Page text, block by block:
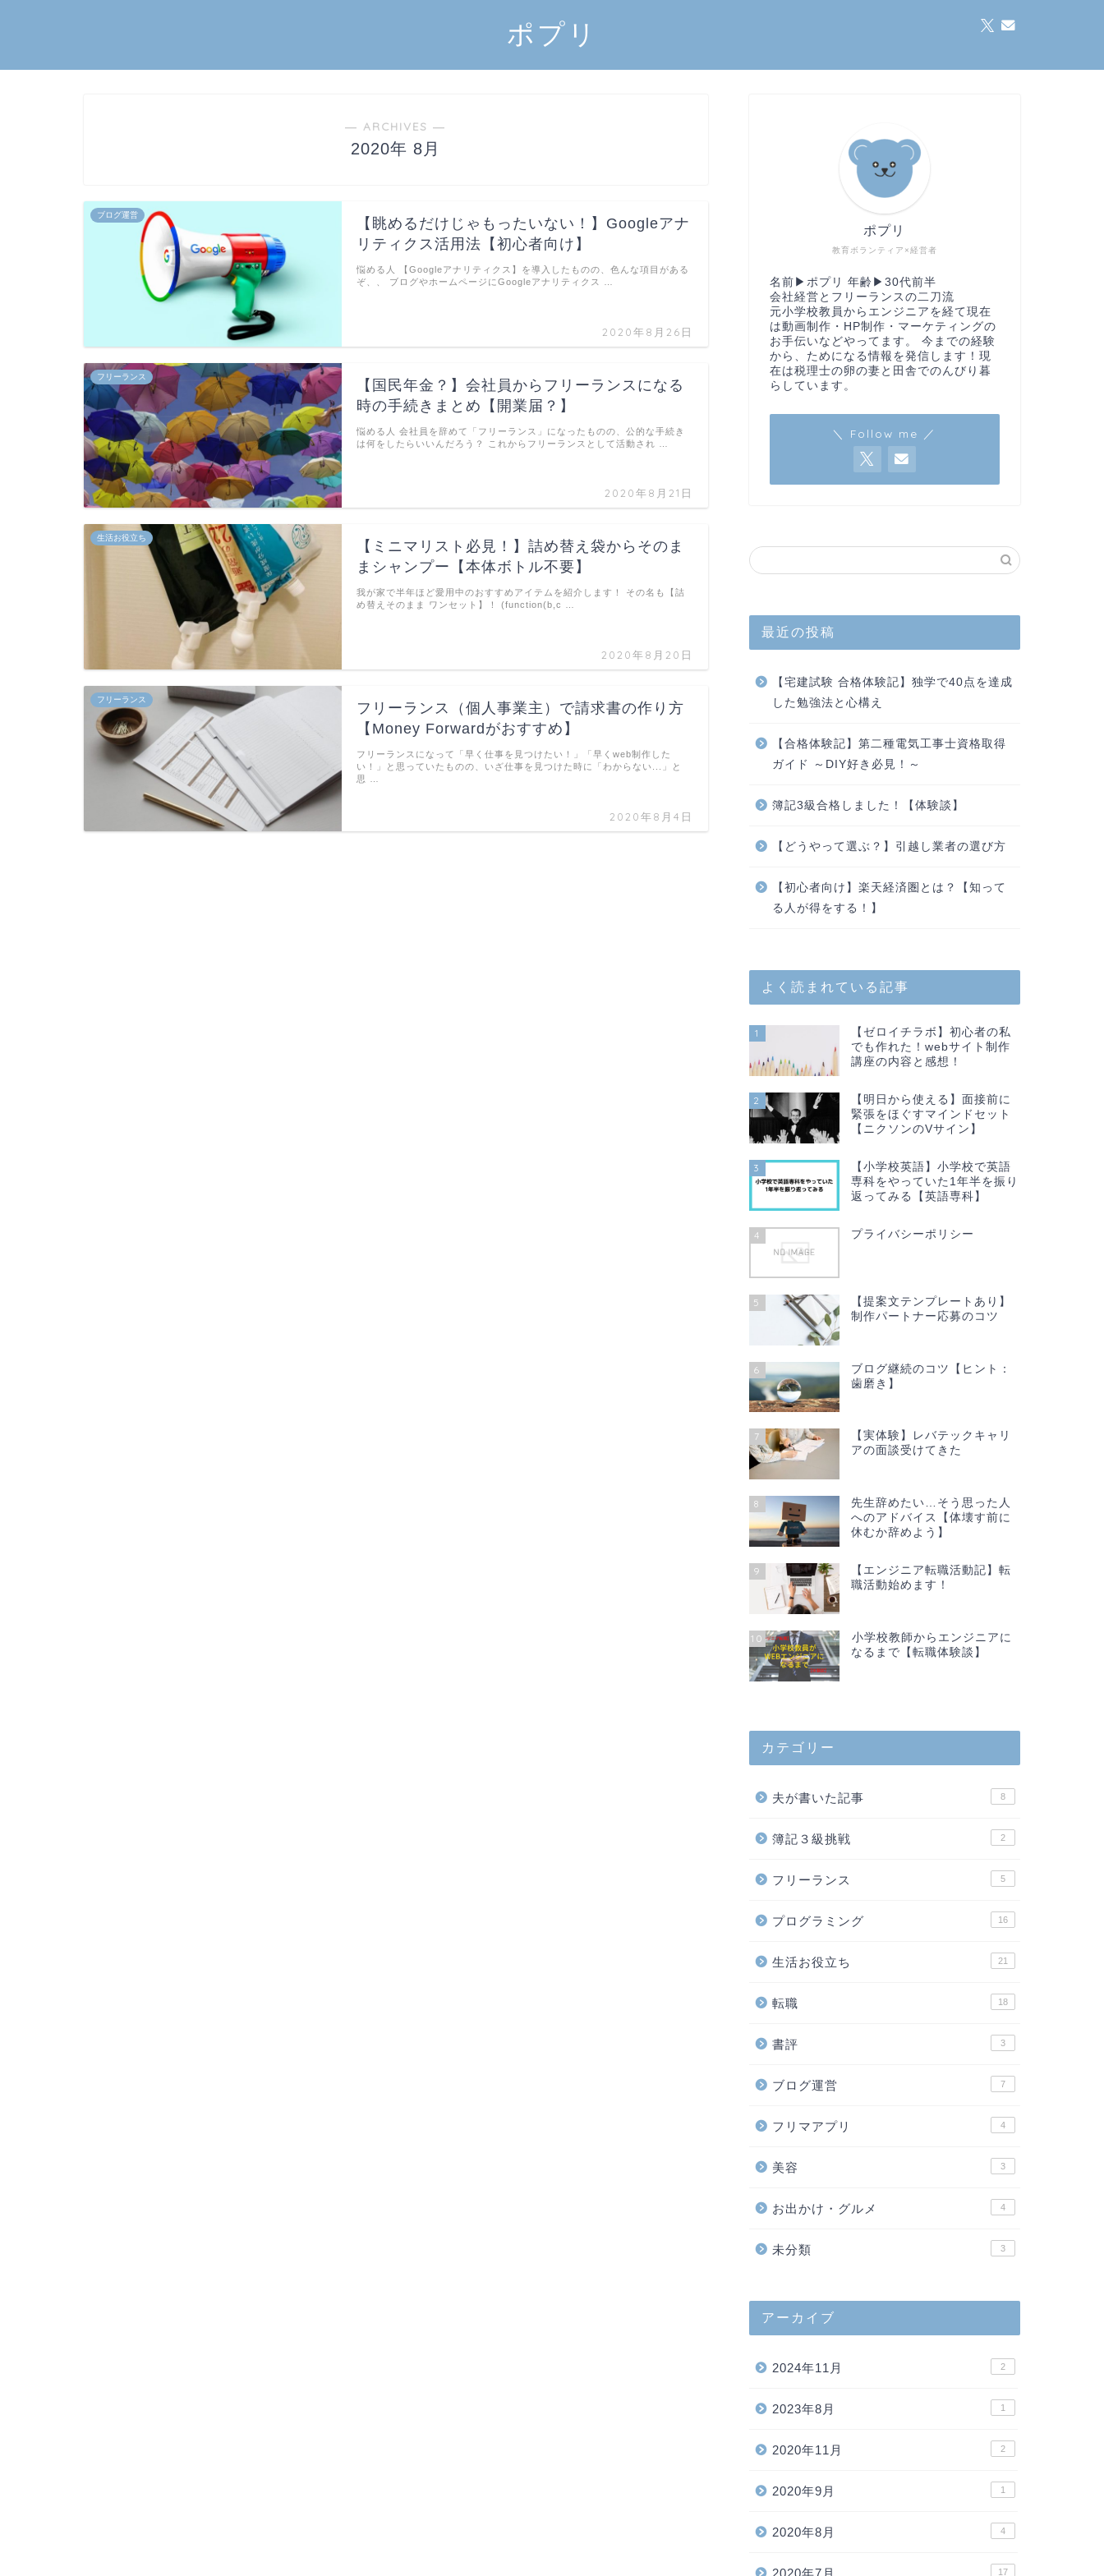
ポプリ
― ARCHIVES ―
2020年 8月
ブログ運営
【眺めるだけじゃもったいない！】Googleアナ
リティクス活用法【初心者向け】
2020年8月26日
悩める人 【Googleアナリティクス】を導入したものの、色んな項目がある
ぞ、、 ブログやホームページにGoogleアナリティクス …
フリーランス
【国民年金？】会社員からフリーランスになる
時の手続きまとめ【開業届？】
2020年8月21日
悩める人 会社員を辞めて「フリーランス」になったものの、公的な手続き
は何をしたらいいんだろう？ これからフリーランスとして活動され …
生活お役立ち
【ミニマリスト必見！】詰め替え袋からそのま
まシャンプー【本体ボトル不要】
2020年8月20日
我が家で半年ほど愛用中のおすすめアイテムを紹介します！ その名も【詰
め替えそのまま ワンセット】！ (function(b,c …
フリーランス
フリーランス（個人事業主）で請求書の作り方
【Money Forwardがおすすめ】
2020年8月4日
フリーランスになって「早く仕事を見つけたい！」「早くweb制作した
い！」と思っていたものの、いざ仕事を見つけた時に「わからない...」と
思 …
教育ボランティア×経営者
ポプリ
名前▶︎ポプリ 年齢▶︎30代前半
会社経営とフリーランスの二刀流
元小学校教員からエンジニアを経て現在
は動画制作・HP制作・マーケティングの
お手伝いなどやってます。 今までの経験
から、ためになる情報を発信します！現
在は税理士の卵の妻と田舎でのんびり暮
らしています。
＼ Follow me ／
最近の投稿
【宅建試験 合格体験記】独学で40点を達成
した勉強法と心構え
【合格体験記】第二種電気工事士資格取得
ガイド ～DIY好き必見！～
簿記3級合格しました！【体験談】
【どうやって選ぶ？】引越し業者の選び方
【初心者向け】楽天経済圏とは？【知って
る人が得をする！】
よく読まれている記事
1
【ゼロイチラボ】初心者の私
でも作れた！webサイト制作
講座の内容と感想！
2
【明日から使える】面接前に
緊張をほぐすマインドセット
【ニクソンのVサイン】
3
【小学校英語】小学校で英語
専科をやっていた1年半を振り
返ってみる【英語専科】
4 プライバシーポリシー
5
【提案文テンプレートあり】
制作パートナー応募のコツ
6
ブログ継続のコツ【ヒント：
歯磨き】
7
【実体験】レバテックキャリ
アの面談受けてきた
8
先生辞めたい…そう思った人
へのアドバイス【体壊す前に
休むか辞めよう】
9
【エンジニア転職活動記】転
職活動始めます！
10
小学校教師からエンジニアに
なるまで【転職体験談】
カテゴリー
夫が書いた記事 8
簿記３級挑戦 2
フリーランス 5
プログラミング 16
生活お役立ち 21
転職 18
書評 3
ブログ運営 7
フリマアプリ 4
美容 3
お出かけ・グルメ 4
未分類 3
アーカイブ
2024年11月 2
2023年8月 1
2020年11月 2
2020年9月 1
2020年8月 4
2020年7月 17